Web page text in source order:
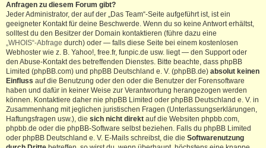
Anfragen zu diesem Forum gibt?
Jeder Administrator, der auf der „Das Team“-Seite aufgeführt ist, ist ein
geeigneter Kontakt für deine Beschwerde. Wenn du so keine Antwort erhältst,
solltest du den Besitzer der Domain kontaktieren (führe dazu eine
„WHOIS“-Abfrage durch) oder — falls diese Seite bei einem kostenlosen
Webhoster wie z. B. Yahoo!, free.fr, funpic.de usw. liegt — den Support oder
den Abuse-Kontakt des betreffenden Dienstes. Bitte beachte, dass phpBB
Limited (phpBB.com) und phpBB Deutschland e. V. (phpBB.de) absolut keinen
Einfluss auf die Benutzung oder den oder die Benutzer der Forensoftware
haben und dafür in keiner Weise zur Verantwortung herangezogen werden
können. Kontaktiere daher nie phpBB Limited oder phpBB Deutschland e. V. in
Zusammenhang mit jeglichen juristischen Fragen (Unterlassungserklärungen,
Haftungsfragen usw.), die sich nicht direkt auf die Websiten phpbb.com,
phpbb.de oder die phpBB-Software selbst beziehen. Falls du phpBB Limited
oder phpBB Deutschland e. V. E-Mails schreibst, die die Softwarenutzung